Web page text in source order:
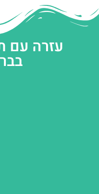
עזרה עם